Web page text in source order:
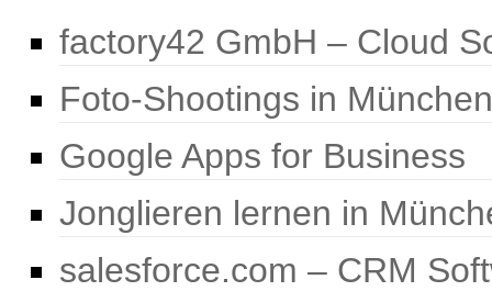
factory42 GmbH – Cloud
Foto-Shootings in München
Google Apps for Business
Jonglieren lernen in
salesforce.com – CRM